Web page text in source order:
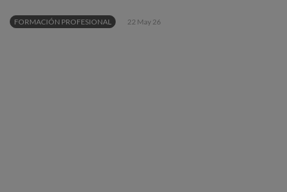
FORMACIÓN PROFESIONAL 22 May 26